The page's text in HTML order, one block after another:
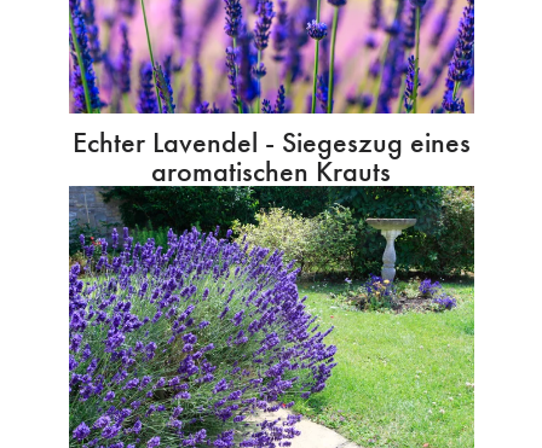
Echter Lavendel - Siegeszug eines
aromatischen Krauts